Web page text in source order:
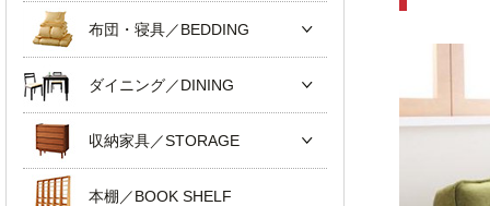
布団・寝具／BEDDING
ダイニング／DINING
収納家具／STORAGE
本棚／BOOK SHELF